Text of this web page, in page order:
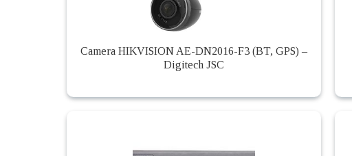
Camera HIKVISION AE-DN2016-F3 (BT, GPS) –
Digitech JSC